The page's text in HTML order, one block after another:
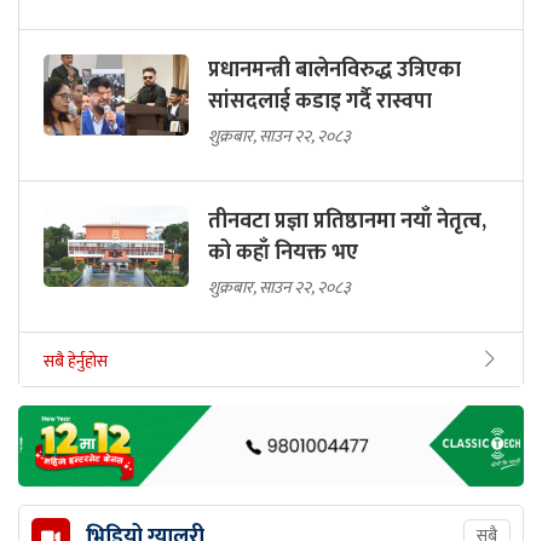
प्रधानमन्त्री बालेनविरुद्ध उत्रिएका
सांसदलाई कडाइ गर्दै रास्वपा
शुक्रबार, साउन २२, २०८३
तीनवटा प्रज्ञा प्रतिष्ठानमा नयाँ नेतृत्व,
को कहाँ नियक्त भए
शुक्रबार, साउन २२, २०८३
सबै हेर्नुहोस
सबै